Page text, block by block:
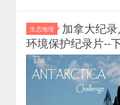
生态地理
加拿大纪
环境保护纪录片--